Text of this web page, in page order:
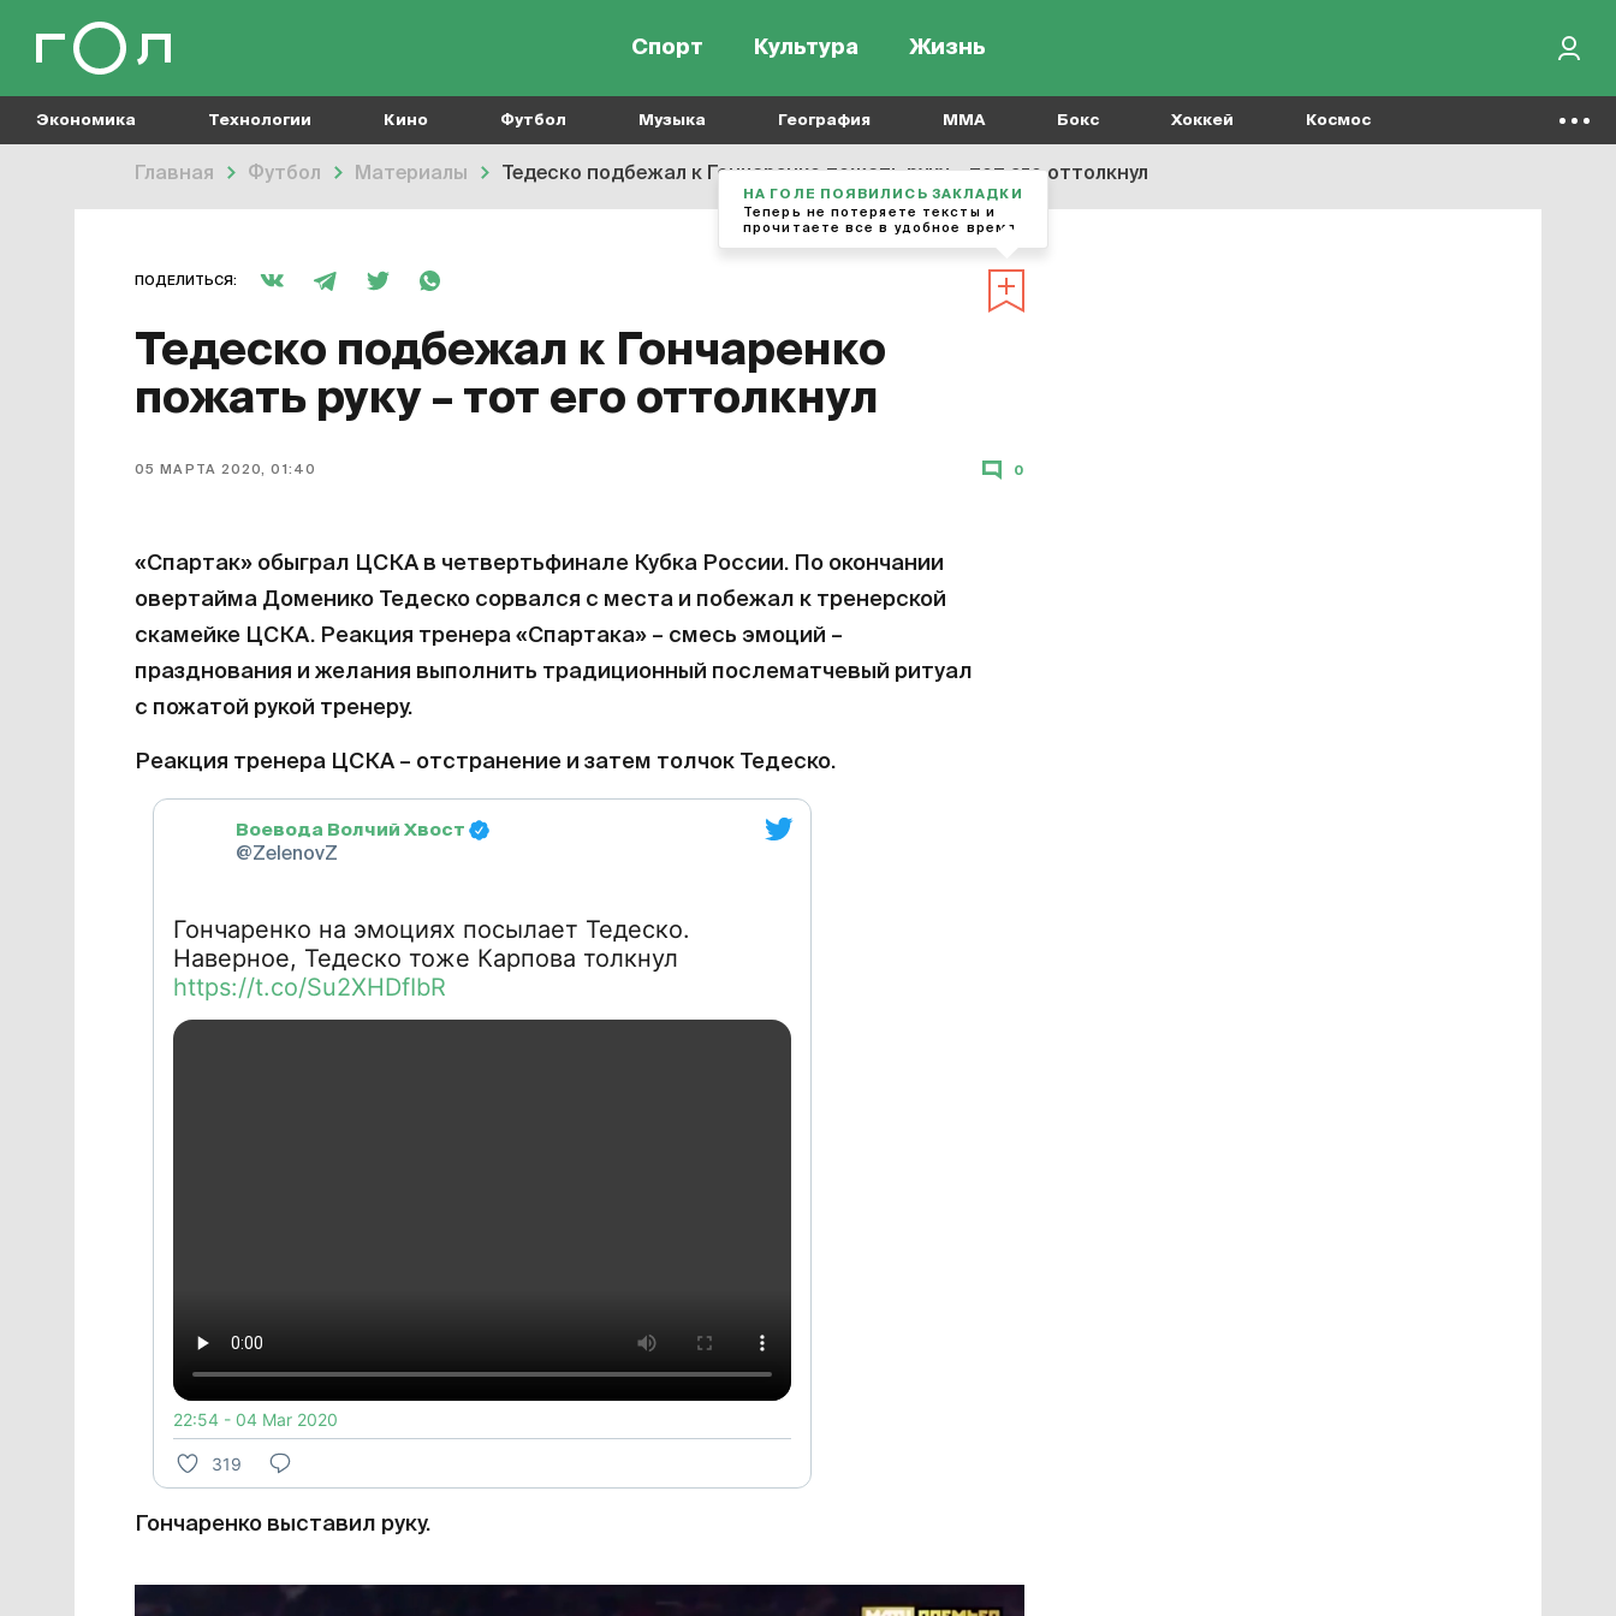
Спорт Культура Жизнь
Экономика Технологии Кино Футбол Музыка География MMA Бокс Хоккей Космос
Главная Футбол Материалы Тедеско подбежал к Гончаренко пожать руку – тот его оттолкнул
ПОДЕЛИТЬСЯ:
Тедеско подбежал к Гончаренко
пожать руку – тот его оттолкнул
05 МАРТА 2020, 01:40 0
«Спартак» обыграл ЦСКА в четвертьфинале Кубка России. По окончании
овертайма Доменико Тедеско сорвался с места и побежал к тренерской
скамейке ЦСКА. Реакция тренера «Спартака» – смесь эмоций –
празднования и желания выполнить традиционный послематчевый ритуал
с пожатой рукой тренеру.
Реакция тренера ЦСКА – отстранение и затем толчок Тедеско.
Воевода Волчий Хвост
@ZelenovZ
Гончаренко на эмоциях посылает Тедеско.
Наверное, Тедеско тоже Карпова толкнул
https://t.co/Su2XHDfIbR
22:54 - 04 Mar 2020
319
Гончаренко выставил руку.
НА ГОЛЕ ПОЯВИЛИСЬ ЗАКЛАДКИ
Теперь не потеряете тексты и
прочитаете все в удобное время